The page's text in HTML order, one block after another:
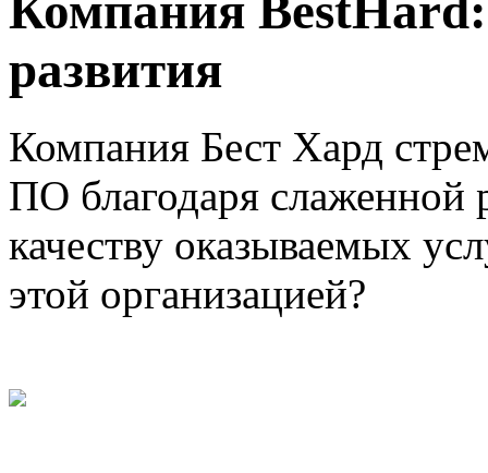
развития
Компания Бест Хард
ПО благодаря слаженной
качеству оказываемых
этой организацией?